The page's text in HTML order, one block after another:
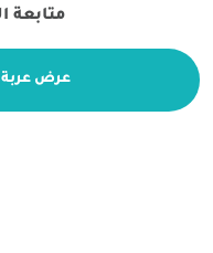
متابعة
عرض